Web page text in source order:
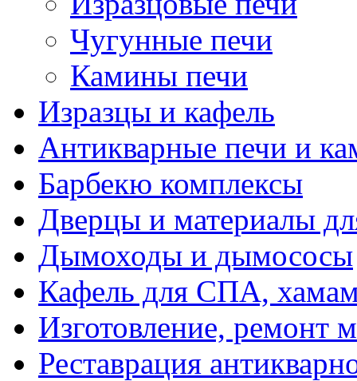
Чугунные печи
Камины печи
Изразцы и кафель
Антикварные печи и
Барбекю комплексы
Дверцы и материалы
Дымоходы и дымососы
Кафель для СПА,
Изготовление, ремонт
Реставрация